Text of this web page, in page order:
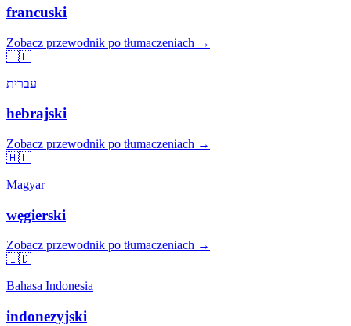
francuski
Zobacz przewodnik po tłumaczeniach →
🇮🇱
עברית
hebrajski
Zobacz przewodnik po tłumaczeniach →
🇭🇺
Magyar
węgierski
Zobacz przewodnik po tłumaczeniach →
🇮🇩
Bahasa Indonesia
indonezyjski